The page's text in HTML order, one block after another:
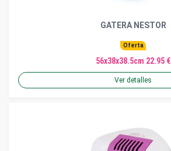
GATERA NESTOR
Oferta
56x38x38.5cm 22.95 €
Ver detalles